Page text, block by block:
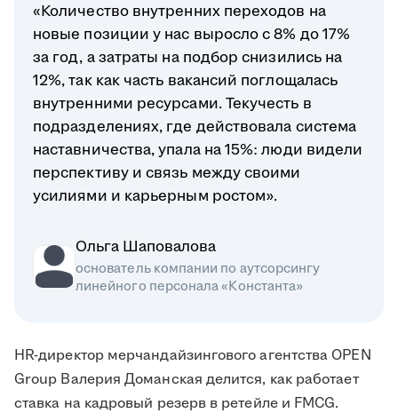
«Количество внутренних переходов на
новые позиции у нас выросло с 8% до 17%
за год, а затраты на подбор снизились на
12%, так как часть вакансий поглощалась
внутренними ресурсами. Текучесть в
подразделениях, где действовала система
наставничества, упала на 15%: люди видели
перспективу и связь между своими
усилиями и карьерным ростом».
Ольга Шаповалова
основатель компании по аутсорсингу
линейного персонала «Константа»
HR-директор мерчандайзингового агентства OPEN
Group Валерия Доманская делится, как работает
ставка на кадровый резерв в ретейле и FMCG.